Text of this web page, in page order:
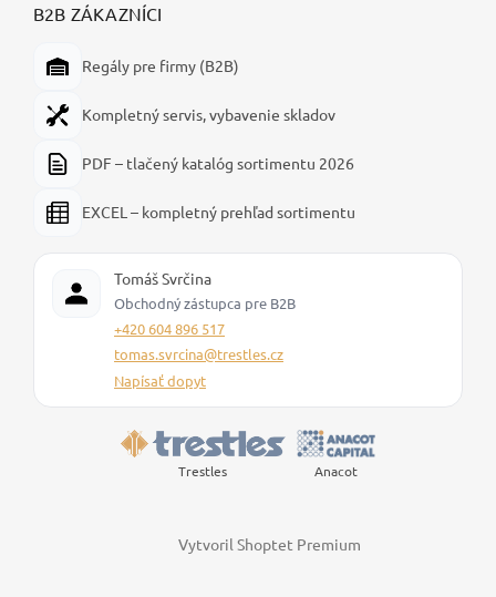
B2B ZÁKAZNÍCI
Regály pre firmy (B2B)
Kompletný servis, vybavenie skladov
PDF – tlačený katalóg sortimentu 2026
EXCEL – kompletný prehľad sortimentu
Tomáš Svrčina
Obchodný zástupca pre B2B
+420 604 896 517
tomas.svrcina@trestles.cz
Napísať dopyt
Trestles Anacot
Vytvoril Shoptet Premium